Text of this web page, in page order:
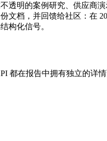
透明的案例研究、供应商
档，并回馈给社区：在
构化信号。
都在报告中拥有独立的详情